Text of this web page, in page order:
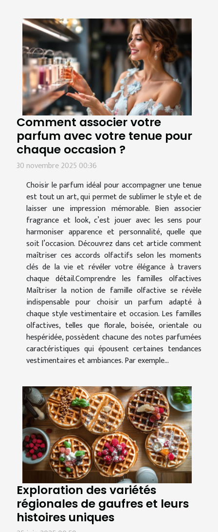
Comment associer votre
parfum avec votre tenue pour
chaque occasion ?
30 novembre 2025 00:36
Choisir le parfum idéal pour accompagner une tenue
est tout un art, qui permet de sublimer le style et de
laisser une impression mémorable. Bien associer
fragrance et look, c’est jouer avec les sens pour
harmoniser apparence et personnalité, quelle que
soit l’occasion. Découvrez dans cet article comment
maîtriser ces accords olfactifs selon les moments
clés de la vie et révéler votre élégance à travers
chaque détail.Comprendre les familles olfactives
Maîtriser la notion de famille olfactive se révèle
indispensable pour choisir un parfum adapté à
chaque style vestimentaire et occasion. Les familles
olfactives, telles que florale, boisée, orientale ou
hespéridée, possèdent chacune des notes parfumées
caractéristiques qui épousent certaines tendances
vestimentaires et ambiances. Par exemple...
Exploration des variétés
régionales de gaufres et leurs
histoires uniques